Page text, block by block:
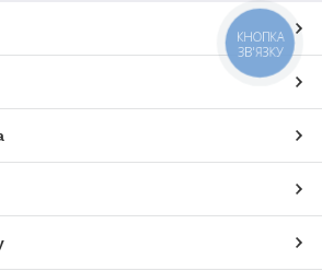
КНОПКА
ЗВ'ЯЗКУ